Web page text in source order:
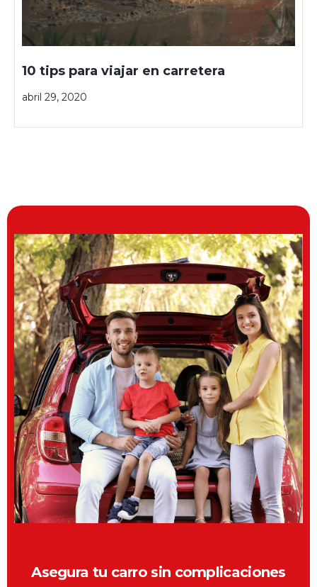
10 tips para viajar en carretera
abril 29, 2020
Asegura tu carro sin complicaciones